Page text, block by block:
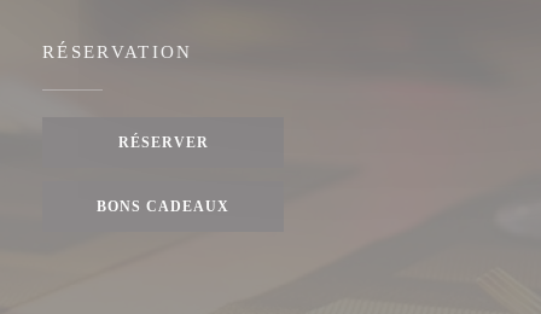
RÉSERVATION
RÉSERVER
BONS CADEAUX